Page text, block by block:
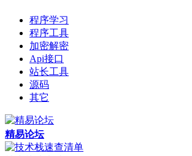
程序学习
程序工具
加密解密
Api接口
站长工具
源码
其它
精易论坛